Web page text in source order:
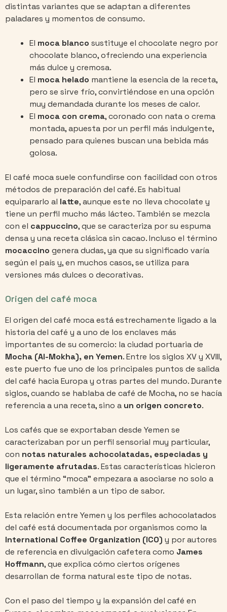
distintas variantes que se adaptan a diferentes
paladares y momentos de consumo.
El moca blanco sustituye el chocolate negro por
chocolate blanco, ofreciendo una experiencia
más dulce y cremosa.
El moca helado mantiene la esencia de la receta,
pero se sirve frío, convirtiéndose en una opción
muy demandada durante los meses de calor.
El moca con crema, coronado con nata o crema
montada, apuesta por un perfil más indulgente,
pensado para quienes buscan una bebida más
golosa.
El café moca suele confundirse con facilidad con otros
métodos de preparación del café. Es habitual
equipararlo al latte, aunque este no lleva chocolate y
tiene un perfil mucho más lácteo. También se mezcla
con el cappuccino, que se caracteriza por su espuma
densa y una receta clásica sin cacao. Incluso el término
mocaccino genera dudas, ya que su significado varía
según el país y, en muchos casos, se utiliza para
versiones más dulces o decorativas.
Origen del café moca
El origen del café moca está estrechamente ligado a la
historia del café y a uno de los enclaves más
importantes de su comercio: la ciudad portuaria de
Mocha (Al-Mokha), en Yemen. Entre los siglos XV y XVIII,
este puerto fue uno de los principales puntos de salida
del café hacia Europa y otras partes del mundo. Durante
siglos, cuando se hablaba de café de Mocha, no se hacía
referencia a una receta, sino a un origen concreto.
Los cafés que se exportaban desde Yemen se
caracterizaban por un perfil sensorial muy particular,
con notas naturales achocolatadas, especiadas y
ligeramente afrutadas. Estas características hicieron
que el término “moca” empezara a asociarse no solo a
un lugar, sino también a un tipo de sabor.
Esta relación entre Yemen y los perfiles achocolatados
del café está documentada por organismos como la
International Coffee Organization (ICO) y por autores
de referencia en divulgación cafetera como James
Hoffmann, que explica cómo ciertos orígenes
desarrollan de forma natural este tipo de notas.
Con el paso del tiempo y la expansión del café en